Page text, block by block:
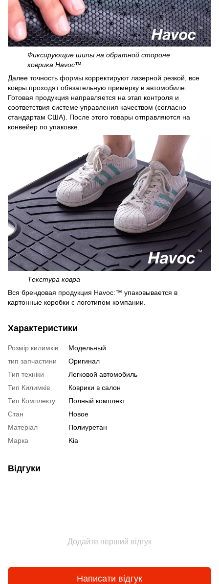
Фиксирующие шипы на обратной стороне
коврика Havoc™
Далее точность формы корректируют лазерной резкой, все
ковры проходят обязательную примерку в автомобиле.
Готовая продукция направляется на этап контроля и
соответствия системе управления качеством (согласно
стандартам США). После этого товары отправляются на
конвейер по упаковке.
Текстура ковра
Вся брендовая продукция Havoc:™ упаковывается в
картонные коробки с логотипом компании.
Характеристики
Розмір килимків
Модельный
тип запчастини
Оригинал
Тип техніки
Легковой автомобиль
Тип Килимків
Коврики в салон
Тип Комплекту
Полный комплект
Стан
Новое
Матеріал
Полиуретан
Марка
Kia
Відгуки
Додайте перший відгук
Написати відгук